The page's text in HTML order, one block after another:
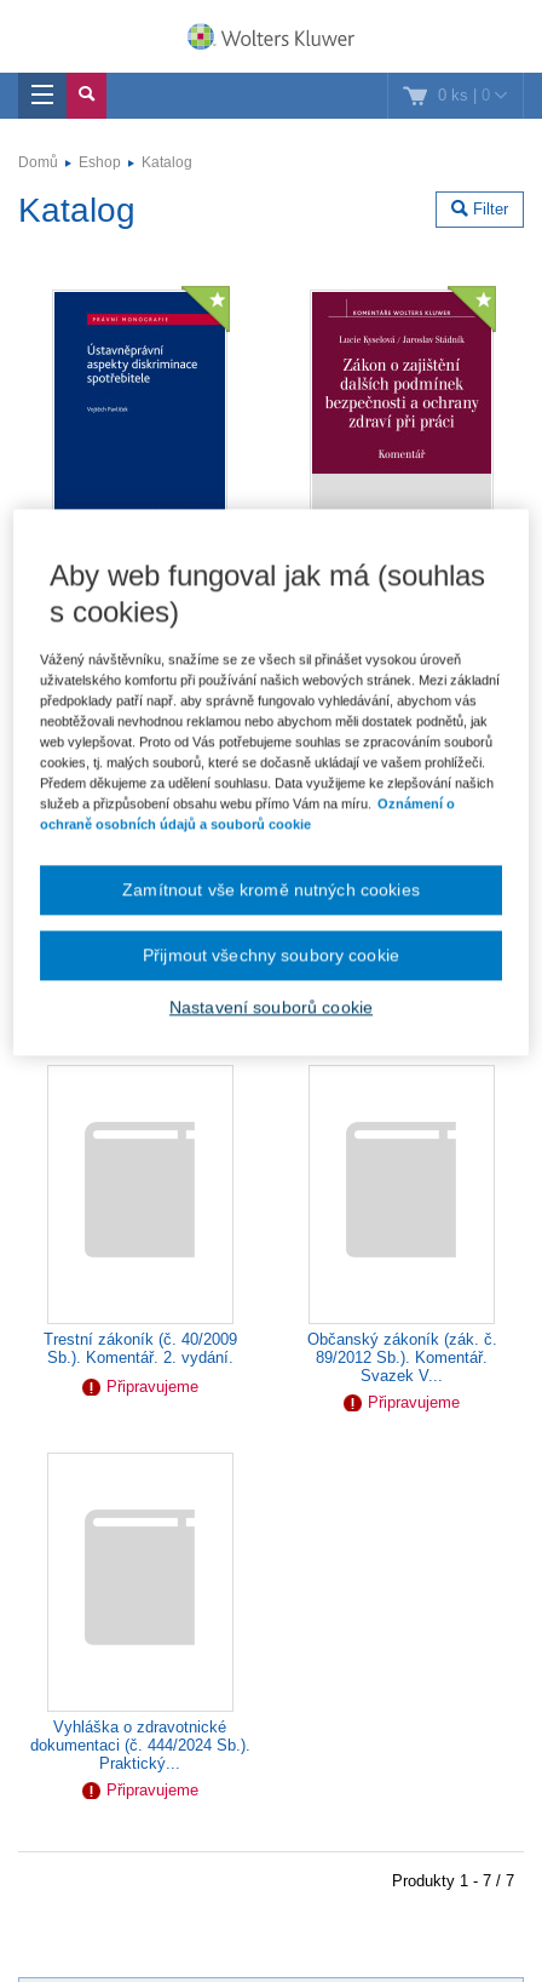
0 ks | 0
Domů Eshop Katalog
Filter
Katalog
Ústavněprávní aspekty
diskriminace spotřebitele
Od 231 Kč
Zákon o zajištění dalších
podmínek bezpečnosti a
kancelářích a znaleckých
Od 506 Kč
Daňový systém ČR 2026
Od 506 Kč
Připravujeme
Trestní zákoník (č. 40/2009
Sb.). Komentář. 2. vydání.
Připravujeme
Občanský zákoník (zák. č.
89/2012 Sb.). Komentář.
Svazek V...
Připravujeme
Vyhláška o zdravotnické
dokumentaci (č. 444/2024 Sb.).
Praktický...
Připravujeme
Produkty 1 - 7 / 7
Aby web fungoval jak má (souhlas
s cookies)
Vážený návštěvníku, snažíme se ze všech sil přinášet vysokou úroveň
uživatelského komfortu při používání našich webových stránek. Mezi základní
předpoklady patří např. aby správně fungovalo vyhledávání, abychom vás
neobtěžovali nevhodnou reklamou nebo abychom měli dostatek podnětů, jak
web vylepšovat. Proto od Vás potřebujeme souhlas se zpracováním souborů
cookies, tj. malých souborů, které se dočasně ukládají ve vašem prohlížeči.
Předem děkujeme za udělení souhlasu. Data využijeme ke zlepšování našich
služeb a přizpůsobení obsahu webu přímo Vám na míru. Oznámení o
ochraně osobních údajů a souborů cookie
Nastavení souborů cookie
Zamítnout vše kromě nutných cookies
Přijmout všechny soubory cookie